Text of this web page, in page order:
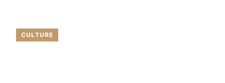
CULTURE